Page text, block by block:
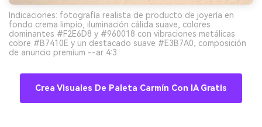
Indicaciones: fotografía realista de producto de joyería en
fondo crema limpio, iluminación cálida suave, colores
dominantes #F2E6D8 y #960018 con vibraciones metálicas
cobre #B7410E y un destacado suave #E3B7A0, composición
de anuncio premium --ar 4:3
Crea Visuales De Paleta Carmín Con IA Gratis